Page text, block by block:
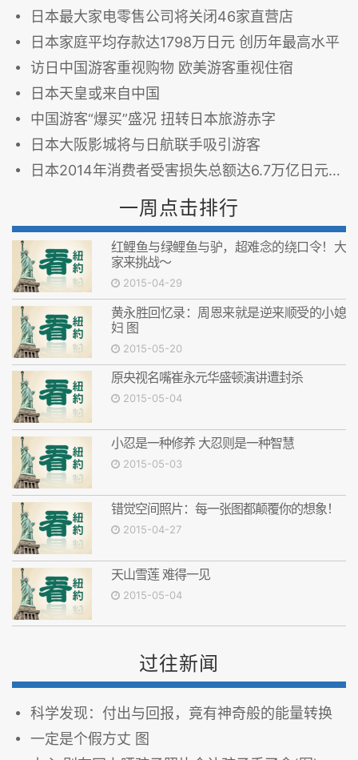
日本最大家电零售公司将关闭46家直营店
日本家庭平均存款达1798万日元 创历年最高水平
访日中国游客重视购物 欧美游客重视住宿
日本天皇或来自中国
中国游客“爆买”盛况 扭转日本旅游赤字
日本大阪影城将与日航联手吸引游客
日本2014年消费者受害损失总额达6.7万亿日元
一周点击排行
红鲤鱼与绿鲤鱼与驴，超难念的绕口令！大
家来挑战～
2015-04-29
黄永胜回忆录：周恩来就是逆来顺受的小媳
妇 图
2015-05-20
原央视名嘴崔永元华盛顿演讲遭封杀
2015-05-04
小忍是一种修养 大忍则是一种智慧
2015-05-03
错觉空间照片：每一张图都颠覆你的想象！
2015-04-27
天山雪莲 难得一见
2015-05-04
过往新闻
科学发现：付出与回报，竟有神奇般的能量转换
一定是个假方丈 图